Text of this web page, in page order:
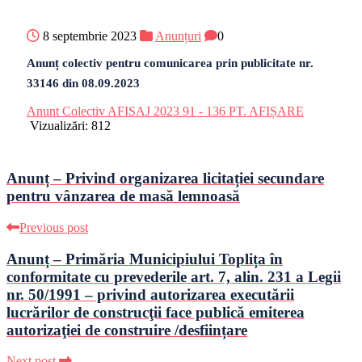
8 septembrie 2023 Anunțuri 0
Anunț colectiv pentru comunicarea prin publicitate nr.
33146 din 08.09.2023
Anunt Colectiv AFISAJ 2023 91 - 136 PT. AFIȘARE
Vizualizări: 812
Anunț – Privind organizarea licitației secundare
pentru vânzarea de masă lemnoasă
Previous post
Anunț – Primăria Municipiului Toplița în
conformitate cu prevederile art. 7, alin. 231 a Legii
nr. 50/1991 – privind autorizarea executării
lucrărilor de construcţii face publică emiterea
autorizaţiei de construire /desființare